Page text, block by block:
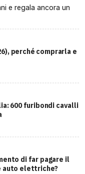
e regala ancora un
perché comprarla e
600 furibondi cavalli
di far pagare il
auto elettriche?